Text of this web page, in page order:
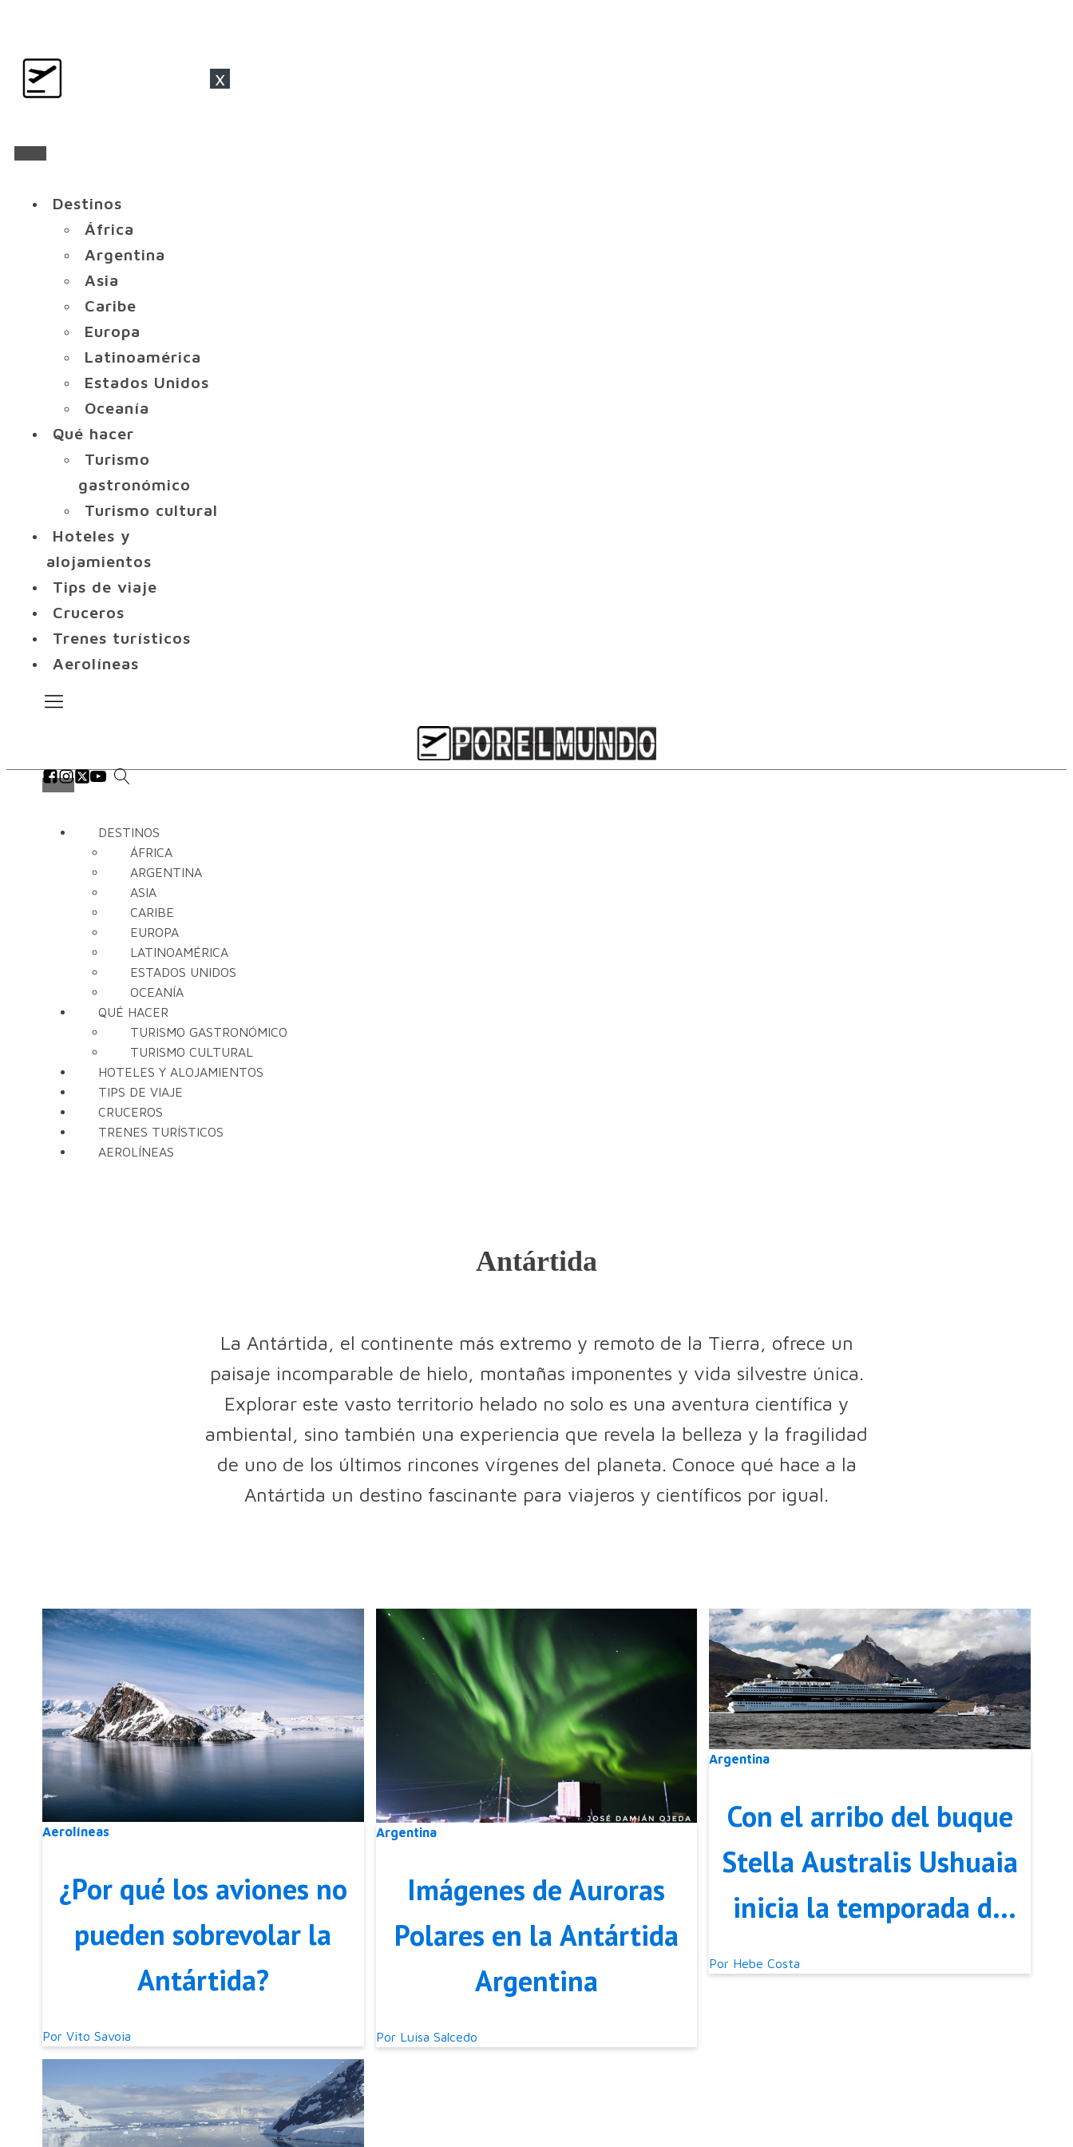
x
Destinos
África
Argentina
Asia
Caribe
Europa
Latinoamérica
Estados Unidos
Oceanía
Qué hacer
Turismo
gastronómico
Turismo cultural
Hoteles y
alojamientos
Tips de viaje
Cruceros
Trenes turísticos
Aerolíneas
DESTINOS
ÁFRICA
ARGENTINA
ASIA
CARIBE
EUROPA
LATINOAMÉRICA
ESTADOS UNIDOS
OCEANÍA
QUÉ HACER
TURISMO GASTRONÓMICO
TURISMO CULTURAL
HOTELES Y ALOJAMIENTOS
TIPS DE VIAJE
CRUCEROS
TRENES TURÍSTICOS
AEROLÍNEAS
Antártida
La Antártida, el continente más extremo y remoto de la Tierra, ofrece un
paisaje incomparable de hielo, montañas imponentes y vida silvestre única.
Explorar este vasto territorio helado no solo es una aventura científica y
ambiental, sino también una experiencia que revela la belleza y la fragilidad
de uno de los últimos rincones vírgenes del planeta. Conoce qué hace a la
Antártida un destino fascinante para viajeros y científicos por igual.
Aerolíneas
¿Por qué los aviones no
pueden sobrevolar la
Antártida?
Por Vito Savoia
Argentina
Imágenes de Auroras
Polares en la Antártida
Argentina
Por Luisa Salcedo
Argentina
Con el arribo del buque
Stella Australis Ushuaia
inicia la temporada de
Por Hebe Costa